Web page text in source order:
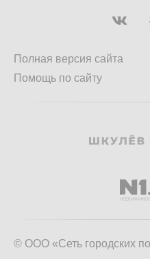
Полная версия сайта
Помощь по сайту
© ООО «Сеть городских